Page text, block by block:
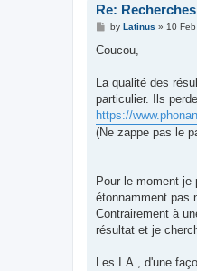
Re:
P
s
by Latinus » 10
Coucou,
La qualité des
particulier. Ils
https://
(Ne zappe pas le
Pour le moment
étonnamment pas
Contrairement à
résultat et je
Les I.A., d'une